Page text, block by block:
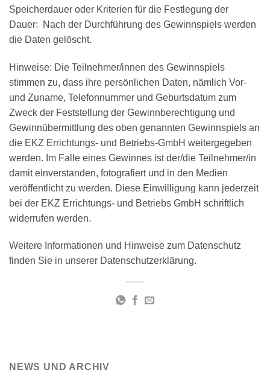
Speicherdauer oder Kriterien für die Festlegung der
Dauer: Nach der Durchführung des Gewinnspiels werden
die Daten gelöscht.
Hinweise: Die Teilnehmer/innen des Gewinnspiels
stimmen zu, dass ihre persönlichen Daten, nämlich Vor-
und Zuname, Telefonnummer und Geburtsdatum zum
Zweck der Feststellung der Gewinnberechtigung und
Gewinnübermittlung des oben genannten Gewinnspiels an
die EKZ Errichtungs- und Betriebs-GmbH weitergegeben
werden. Im Falle eines Gewinnes ist der/die Teilnehmer/in
damit einverstanden, fotografiert und in den Medien
veröffentlicht zu werden. Diese Einwilligung kann jederzeit
bei der EKZ Errichtungs- und Betriebs GmbH schriftlich
widerrufen werden.
Weitere Informationen und Hinweise zum Datenschutz
finden Sie in unserer Datenschutzerklärung.
NEWS UND ARCHIV